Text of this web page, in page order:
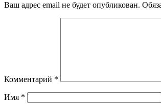
Ваш адрес email не будет опубликован.
Комментарий *
Имя *